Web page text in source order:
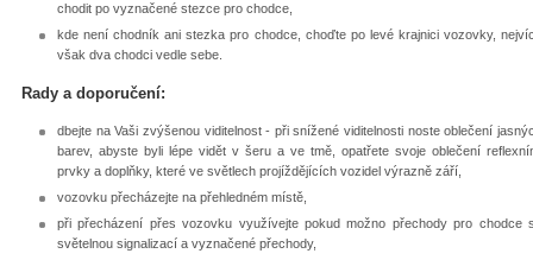
chodit po vyznačené stezce pro chodce,
kde není chodník ani stezka pro chodce, choďte po levé krajnici vozovky,
však dva chodci vedle sebe.
Rady a doporučení:
dbejte na Vaši zvýšenou viditelnost - při snížené viditelnosti noste oblečení
barev, abyste byli lépe vidět v šeru a ve tmě, opatřete svoje oblečení
prvky a doplňky, které ve světlech projíždějících vozidel výrazně září,
vozovku přecházejte na přehledném místě,
při přecházení přes vozovku využívejte pokud možno přechody pro chodce
světelnou signalizací a vyznačené přechody,